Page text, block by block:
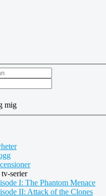
mig
serier
I: The Phantom Menace
II: Attack of the Clones